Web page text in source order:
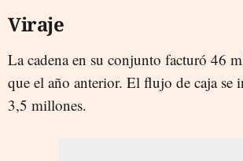
Viraje
La cadena en su conjunto facturó 46
que el año anterior. El flujo de caja se
3,5 millones.